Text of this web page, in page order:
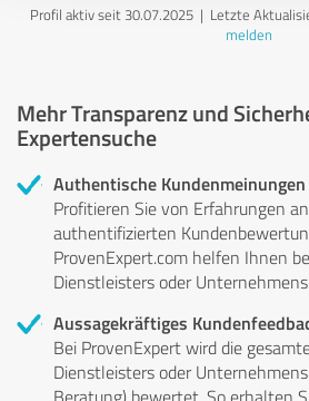
Profil aktiv seit 30.07.2025 | Letzte
melden
Mehr Transparenz und
Expertensuche
Authentische Kundenmeinungen
Profitieren Sie von Erfahrungen
authentifizierten
ProvenExpert.com helfen Ihnen
Dienstleisters oder
Aussagekräftiges
Bei ProvenExpert wird die
Dienstleisters oder